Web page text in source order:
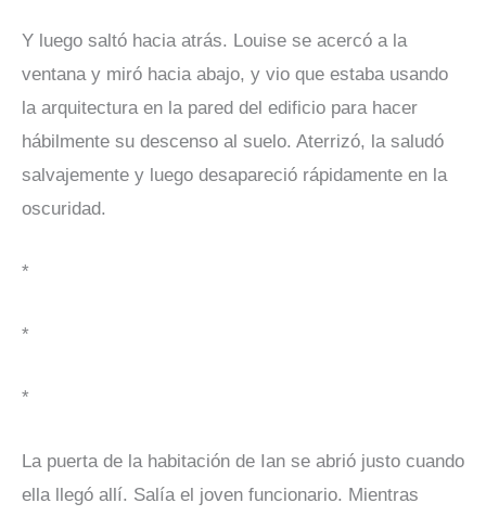
Y luego saltó hacia atrás. Louise se acercó a la
ventana y miró hacia abajo, y vio que estaba usando
la arquitectura en la pared del edificio para hacer
hábilmente su descenso al suelo. Aterrizó, la saludó
salvajemente y luego desapareció rápidamente en la
oscuridad.
*
*
*
La puerta de la habitación de Ian se abrió justo cuando
ella llegó allí. Salía el joven funcionario. Mientras